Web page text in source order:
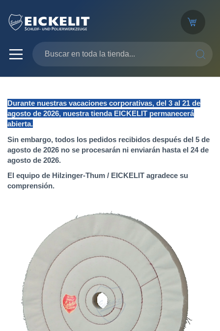
Durante nuestras vacaciones corporativas, del 3 al 21 de
agosto de 2026, nuestra tienda EICKELIT permanecerá
abierta.
Sin embargo, todos los pedidos recibidos después del 5 de
agosto de 2026 no se procesarán ni enviarán hasta el 24 de
agosto de 2026.
El equipo de Hilzinger-Thum / EICKELIT agradece su
comprensión.
imágenes